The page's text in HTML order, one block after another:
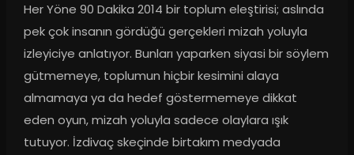
Her Yöne 90 Dakika 2014 bir toplum eleştirisi; aslında
pek çok insanın gördüğü gerçekleri mizah yoluyla
izleyiciye anlatıyor. Bunları yaparken siyasi bir söylem
gütmemeye, toplumun hiçbir kesimini alaya
almamaya ya da hedef göstermemeye dikkat
eden oyun, mizah yoluyla sadece olaylara ışık
tutuyor. İzdivaç skeçinde birtakım medyada